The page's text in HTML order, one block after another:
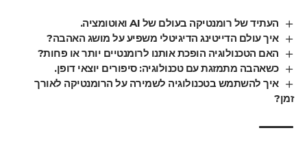
העתיד של רומנטיקה בעולם של AI ואוטומציה.
איך עולם הדייטינג הדיגיטלי משפיע על מושג האהבה?
האם הטכנולוגיה הופכת אותנו לרומנטיים יותר או פחות?
כשאהבה מתמזגת עם טכנולוגיה: סיפורים יוצאי דופן.
איך להשתמש בטכנולוגיה לשמירה על הרומנטיקה לאורך
זמן?